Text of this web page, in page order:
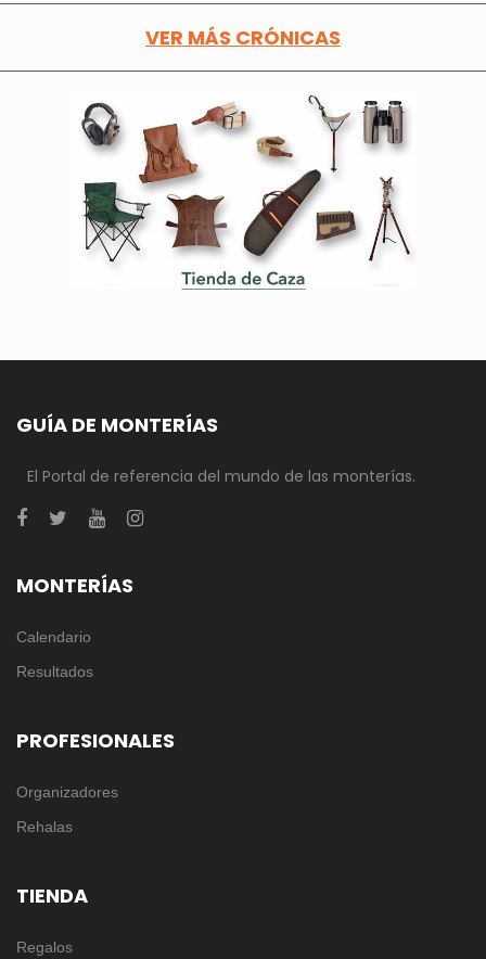
VER MÁS CRÓNICAS
GUÍA DE MONTERÍAS
El Portal de referencia del mundo de las monterías.
MONTERÍAS
Calendario
Resultados
PROFESIONALES
Organizadores
Rehalas
TIENDA
Regalos